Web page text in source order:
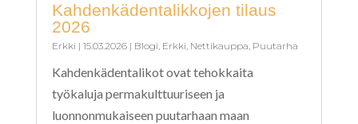
Kahdenkädentalikkojen tilaus
2026
Erkki | 15.03.2026| Blogi, Erkki, Nettikauppa, Puutarha
Kahdenkädentalikot ovat tehokkaita
työkaluja permakulttuuriseen ja
luonnonmukaiseen puutarhaan maan